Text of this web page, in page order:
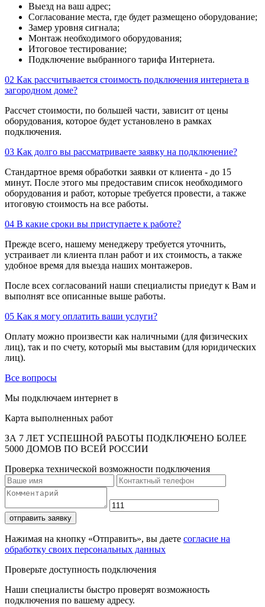
Выезд на ваш адрес;
Согласование места, где будет размещено оборудование;
Замер уровня сигнала;
Монтаж необходимого оборудования;
Итоговое тестирование;
Подключение выбранного тарифа Интернета.
02 Как рассчитывается стоимость подключения интернета в
загородном доме?
Рассчет стоимости, по большей части, зависит от цены
оборудования, которое будет установлено в рамках
подключения.
03 Как долго вы рассматриваете заявку на подключение?
Стандартное время обработки заявки от клиента - до 15
минут. После этого мы предоставим список необходимого
оборудования и работ, которые требуется провести, а также
итоговую стоимость на все работы.
04 В какие сроки вы приступаете к работе?
Прежде всего, нашему менеджеру требуется уточнить,
устраивает ли клиента план работ и их стоимость, а также
удобное время для выезда наших монтажеров.
После всех согласований наши специалисты приедут к Вам и
выполнят все описанные выше работы.
05 Как я могу оплатить ваши услуги?
Оплату можно произвести как наличными (для физических
лиц), так и по счету, который мы выставим (для юридических
лиц).
Все вопросы
Мы подключаем интернет в
Карта выполненных работ
ЗА 7 ЛЕТ УСПЕШНОЙ РАБОТЫ ПОДКЛЮЧЕНО БОЛЕЕ
5000 ДОМОВ ПО ВСЕЙ РОССИИ
Проверка технической возможности подключения
отправить заявку
Нажимая на кнопку «Отправить», вы даете согласие на
обработку своих персональных данных
Проверьте доступность подключения
Наши специалисты быстро проверят возможность
подключения по вашему адресу.